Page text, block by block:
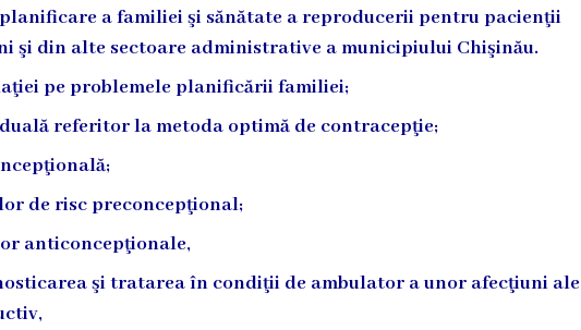
a familiei şi sănătate a reproducerii pentru pacienţii
şi din alte sectoare administrative a municipiului Chişinău.
pe problemele planificării familiei;
referitor la metoda optimă de contracepţie;
de risc preconcepţional;
anticoncepţionale,
şi tratarea în condiţii de ambulator a unor afecţiuni ale